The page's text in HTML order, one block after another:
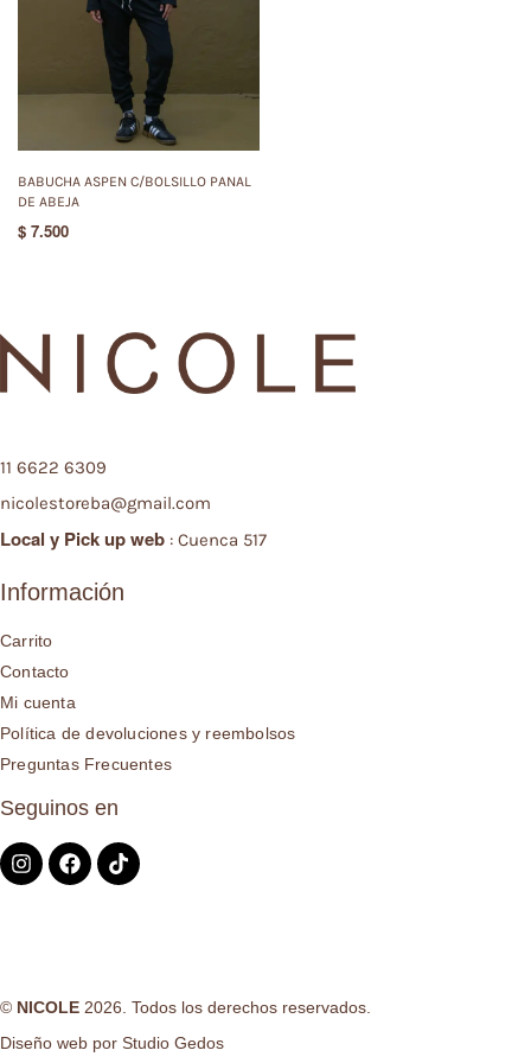
BABUCHA ASPEN C/BOLSILLO PANAL
DE ABEJA
$ 7.500
11 6622 6309
nicolestoreba@gmail.com
Local y Pick up web : Cuenca 517
Información
Carrito
Contacto
Mi cuenta
Política de devoluciones y reembolsos
Preguntas Frecuentes
Seguinos en
© NICOLE 2026. Todos los derechos reservados.
Diseño web por Studio Gedos